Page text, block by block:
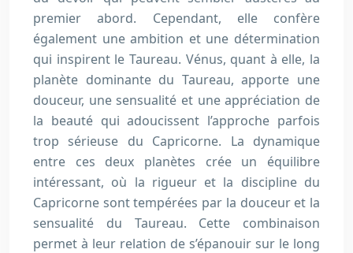
premier abord. Cependant, elle confère
également une ambition et une détermination
qui inspirent le Taureau. Vénus, quant à elle, la
planète dominante du Taureau, apporte une
douceur, une sensualité et une appréciation de
la beauté qui adoucissent l’approche parfois
trop sérieuse du Capricorne. La dynamique
entre ces deux planètes crée un équilibre
intéressant, où la rigueur et la discipline du
Capricorne sont tempérées par la douceur et la
sensualité du Taureau. Cette combinaison
permet à leur relation de s’épanouir sur le long